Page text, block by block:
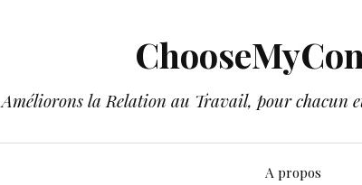
Améliorons la Relation au Travail, pour chacun
A propos